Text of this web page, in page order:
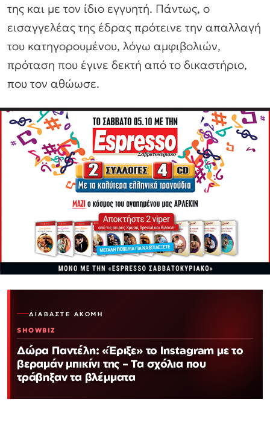
της και με τον ίδιο εγγυητή. Πάντως, ο
εισαγγελέας της έδρας πρότεινε την απαλλαγή
του κατηγορουμένου, λόγω αμφιβολιών,
πρόταση που έγινε δεκτή από το δικαστήριο,
που τον αθώωσε.
ΔΙΑΒΆΣΤΕ ΑΚΌΜΗ
SHOWBIZ
Δώρα Παντέλη: «Έριξε» το Instagram με το
βεραμάν μπικίνι της – Τα σχόλια που
τράβηξαν τα βλέμματα